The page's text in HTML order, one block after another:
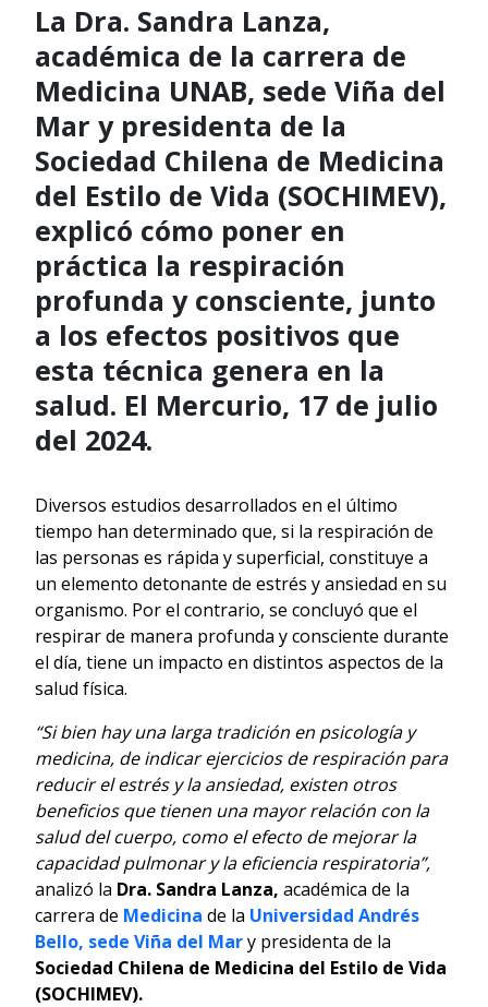
La Dra. Sandra Lanza,
académica de la carrera de
Medicina UNAB, sede Viña del
Mar y presidenta de la
Sociedad Chilena de Medicina
del Estilo de Vida (SOCHIMEV),
explicó cómo poner en
práctica la respiración
profunda y consciente, junto
a los efectos positivos que
esta técnica genera en la
salud. El Mercurio, 17 de julio
del 2024.
Diversos estudios desarrollados en el último
tiempo han determinado que, si la respiración de
las personas es rápida y superficial, constituye a
un elemento detonante de estrés y ansiedad en su
organismo. Por el contrario, se concluyó que el
respirar de manera profunda y consciente durante
el día, tiene un impacto en distintos aspectos de la
salud física.
“Si bien hay una larga tradición en psicología y
medicina, de indicar ejercicios de respiración para
reducir el estrés y la ansiedad, existen otros
beneficios que tienen una mayor relación con la
salud del cuerpo, como el efecto de mejorar la
capacidad pulmonar y la eficiencia respiratoria”,
analizó la Dra. Sandra Lanza, académica de la
carrera de Medicina de la Universidad Andrés
Bello, sede Viña del Mary presidenta de la
Sociedad Chilena de Medicina del Estilo de Vida
(SOCHIMEV).